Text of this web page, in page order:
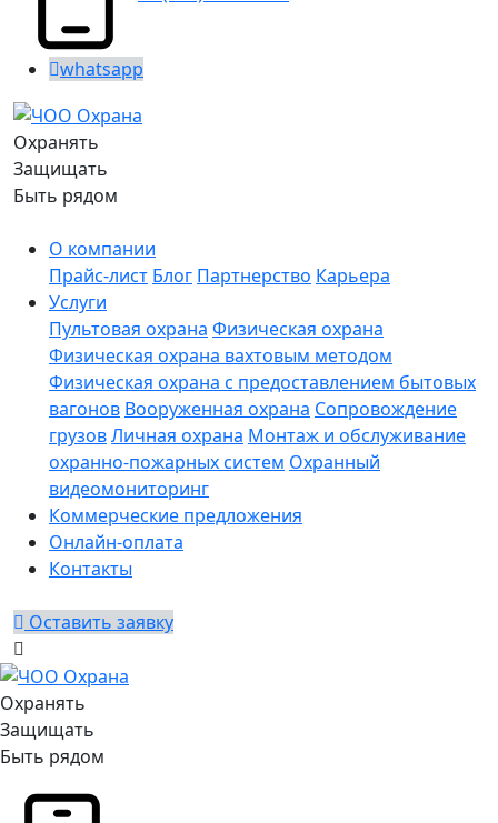
whatsapp
Охранять
Защищать
Быть рядом
О компании
Прайс-лист Блог Партнерство Карьера
Услуги
Пультовая охрана Физическая охрана
Физическая охрана вахтовым методом
Физическая охрана с предоставлением бытовых
вагонов Вооруженная охрана Сопровождение
грузовЛичная охрана Монтаж и обслуживание
охранно-пожарных систем Охранный
видеомониторинг
Коммерческие предложения
Онлайн-оплата
Контакты
Оставить заявку
Охранять
Защищать
Быть рядом